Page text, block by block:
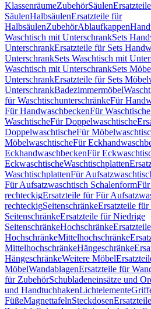
KlassenräumeZubehörSäulen
SäulenHalbsäulenErsatzteile für
HalbsäulenZubehörAblaufkappen
Waschtisch mit UnterschrankSets
UnterschrankErsatzteile für Sets
UnterschrankSets Waschtisch mit
Waschtisch mit UnterschrankSets
UnterschrankErsatzteile für Sets
UnterschrankBadezimmermöbel
für WaschtischunterschränkeFür
Für HandwaschbeckenFür Waschtische
WaschtischeFür Doppelwaschtische
DoppelwaschtischeFür
MöbelwaschtischeFür
EckhandwaschbeckenFür
EckwaschtischeWaschtischplatten
WaschtischplattenFür
Für Aufsatzwaschtisch Schalenform
rechteckigErsatzteile für Für
rechteckigSeitenschränkeErsatzteile für
SeitenschränkeErsatzteile für Niedrige
SeitenschränkeHochschränke
HochschränkeMittelhochschränke
MittelhochschränkeHängeschränke
HängeschränkeWeitere Möbel
MöbelWandablagenErsatzteile für
für ZubehörSchubladeneinsätze und
und HandtuchhakenLichtelemente
FüßeMagnettafelnSteckdosen